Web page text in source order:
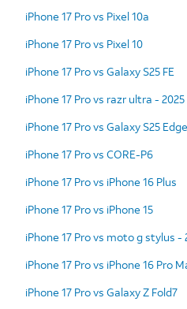
iPhone 17 Pro vs Pixel 10a
iPhone 17 Pro vs Pixel 10
iPhone 17 Pro vs Galaxy S25 FE
iPhone 17 Pro vs razr ultra - 2025
iPhone 17 Pro vs Galaxy S25 Edge
iPhone 17 Pro vs CORE-P6
iPhone 17 Pro vs iPhone 16 Plus
iPhone 17 Pro vs iPhone 15
iPhone 17 Pro vs moto g stylus -
iPhone 17 Pro vs iPhone 16 Pro
iPhone 17 Pro vs Galaxy Z Fold7